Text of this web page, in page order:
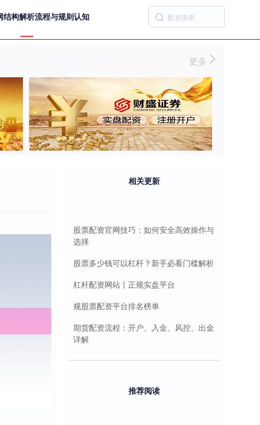
结构解析流程与规则认知
更多
相关更新
股票配资官网技巧：如何安全高效操作与
选择
股票多少钱可以杠杆？新手必看门槛解析
杠杆配资网站丨正规实盘平台
规股票配资平台排名榜单
期货配资流程：开户、入金、风控、出金
详解
推荐阅读